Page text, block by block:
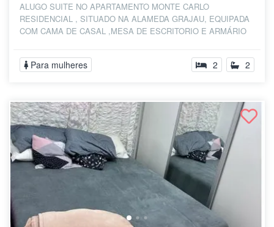
ALUGO SUITE NO APARTAMENTO MONTE CARLO
RESIDENCIAL , SITUADO NA ALAMEDA GRAJAU, EQUIPADA
COM CAMA DE CASAL ,MESA DE ESCRITORIO E ARMÁRIO
Para mulheres 2 2